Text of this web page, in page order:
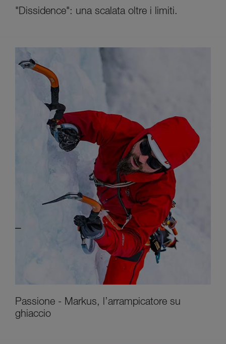
"Dissidence": una scalata oltre i limiti.
Passione - Markus, l’arrampicatore su
ghiaccio